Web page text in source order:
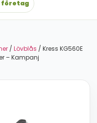
företag
/ Lövblås / Kress KG560E
– Kampanj